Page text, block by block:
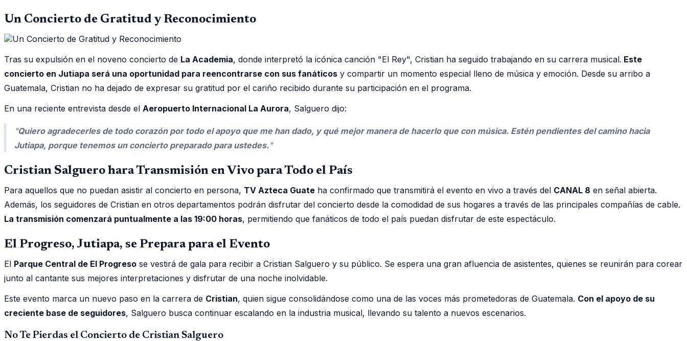
Un Concierto de Gratitud y Reconocimiento
Tras su expulsión en el noveno concierto de La Academia, donde interpretó la icónica canción "El Rey", Cristian ha seguido trabajando en su carrera musical. Este
concierto en Jutiapa será una oportunidad para reencontrarse con sus fanáticos y compartir un momento especial lleno de música y emoción. Desde su arribo a
Guatemala, Cristian no ha dejado de expresar su gratitud por el cariño recibido durante su participación en el programa.
En una reciente entrevista desde el Aeropuerto Internacional La Aurora, Salguero dijo:
"Quiero agradecerles de todo corazón por todo el apoyo que me han dado, y qué mejor manera de hacerlo que con música. Estén pendientes del camino hacia
Jutiapa, porque tenemos un concierto preparado para ustedes."
Cristian Salguero hara Transmisión en Vivo para Todo el País
Para aquellos que no puedan asistir al concierto en persona, TV Azteca Guate ha confirmado que transmitirá el evento en vivo a través del CANAL 8 en señal abierta.
Además, los seguidores de Cristian en otros departamentos podrán disfrutar del concierto desde la comodidad de sus hogares a través de las principales compañías de cable.
La transmisión comenzará puntualmente a las 19:00 horas, permitiendo que fanáticos de todo el país puedan disfrutar de este espectáculo.
El Progreso, Jutiapa, se Prepara para el Evento
El Parque Central de El Progreso se vestirá de gala para recibir a Cristian Salguero y su público. Se espera una gran afluencia de asistentes, quienes se reunirán para corear
junto al cantante sus mejores interpretaciones y disfrutar de una noche inolvidable.
Este evento marca un nuevo paso en la carrera de Cristian, quien sigue consolidándose como una de las voces más prometedoras de Guatemala. Con el apoyo de su
creciente base de seguidores, Salguero busca continuar escalando en la industria musical, llevando su talento a nuevos escenarios.
No Te Pierdas el Concierto de Cristian Salguero